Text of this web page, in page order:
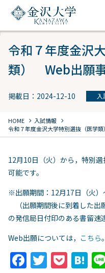
令和７年度金沢
類） Web出願
掲載日：2024-12-10
HOME chevron_right 入試情報 chevron_right
令和７年度金沢大学特別選抜（医学
12月10日（火）から，特別
可能です。
※出願期間：12月17日（火）
（出願期間後に到着した出
の発信局日付印のある書留速
Web出願については， こちら。
F T P H